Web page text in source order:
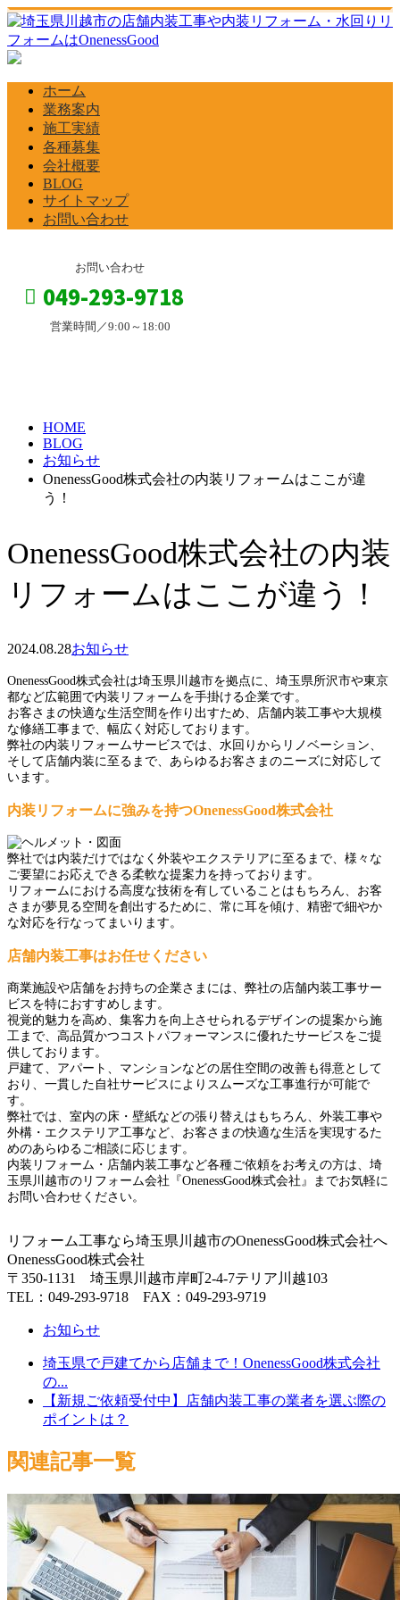
ホーム
業務案内
施工実績
各種募集
会社概要
BLOG
サイトマップ
お問い合わせ
お問い合わせ
049-293-9718
営業時間／9:00～18:00
HOME
BLOG
お知らせ
OnenessGood株式会社の内装リフォームはここが違
う！
OnenessGood株式会社の内装
リフォームはここが違う！
2024.08.28お知らせ
OnenessGood株式会社は埼玉県川越市を拠点に、埼玉県所沢市や東京
都など広範囲で内装リフォームを手掛ける企業です。
お客さまの快適な生活空間を作り出すため、店舗内装工事や大規模
な修繕工事まで、幅広く対応しております。
弊社の内装リフォームサービスでは、水回りからリノベーション、
そして店舗内装に至るまで、あらゆるお客さまのニーズに対応して
います。
内装リフォームに強みを持つOnenessGood株式会社
弊社では内装だけではなく外装やエクステリアに至るまで、様々な
ご要望にお応えできる柔軟な提案力を持っております。
リフォームにおける高度な技術を有していることはもちろん、お客
さまが夢見る空間を創出するために、常に耳を傾け、精密で細やか
な対応を行なってまいります。
店舗内装工事はお任せください
商業施設や店舗をお持ちの企業さまには、弊社の店舗内装工事サー
ビスを特におすすめします。
視覚的魅力を高め、集客力を向上させられるデザインの提案から施
工まで、高品質かつコストパフォーマンスに優れたサービスをご提
供しております。
戸建て、アパート、マンションなどの居住空間の改善も得意として
おり、一貫した自社サービスによりスムーズな工事進行が可能で
す。
弊社では、室内の床・壁紙などの張り替えはもちろん、外装工事や
外構・エクステリア工事など、お客さまの快適な生活を実現するた
めのあらゆるご相談に応じます。
内装リフォーム・店舗内装工事など各種ご依頼をお考えの方は、埼
玉県川越市のリフォーム会社『OnenessGood株式会社』までお気軽に
お問い合わせください。
リフォーム工事なら埼玉県川越市のOnenessGood株式会社へ
OnenessGood株式会社
〒350-1131 埼玉県川越市岸町2-4-7テリア川越103
TEL：049-293-9718 FAX：049-293-9719
お知らせ
埼玉県で戸建てから店舗まで！OnenessGood株式会社
の...
【新規ご依頼受付中】店舗内装工事の業者を選ぶ際の
ポイントは？
関連記事一覧